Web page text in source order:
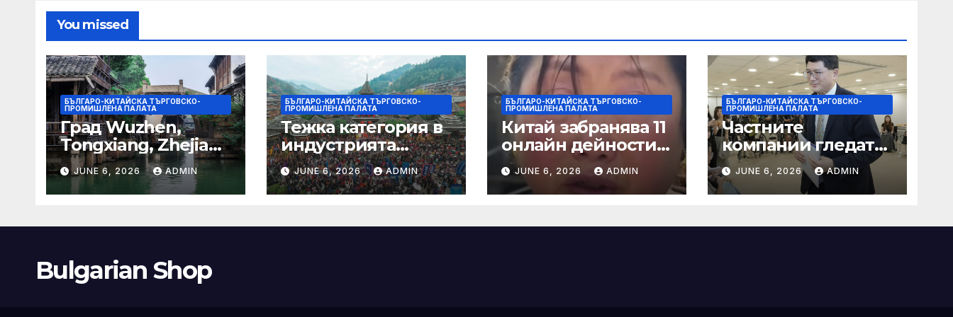
You missed
БЪЛГАРО-КИТАЙСКА ТЪРГОВСКО-
ПРОМИШЛЕНА ПАЛАТА
Град Wuzhen,
Tongxiang, Zhejiang
– Chinadaily.com.cn
JUNE 6, 2026 ADMIN
БЪЛГАРО-КИТАЙСКА ТЪРГОВСКО-
ПРОМИШЛЕНА ПАЛАТА
Тежка категория в
индустрията
стартира алианс за
космическа
слънчева енергия
JUNE 6, 2026 ADMIN
БЪЛГАРО-КИТАЙСКА ТЪРГОВСКО-
ПРОМИШЛЕНА ПАЛАТА
Китай забранява 11
онлайн дейности
при по-строги
правила за
ограничаване на
кибернасилницит
JUNE 6, 2026 ADMIN
БЪЛГАРО-КИТАЙСКА ТЪРГОВСКО-
ПРОМИШЛЕНА ПАЛАТА
Частните
компании гледат
на по-голяма роля
в стратегическата
енергетика
JUNE 6, 2026 ADMIN
Bulgarian Shop